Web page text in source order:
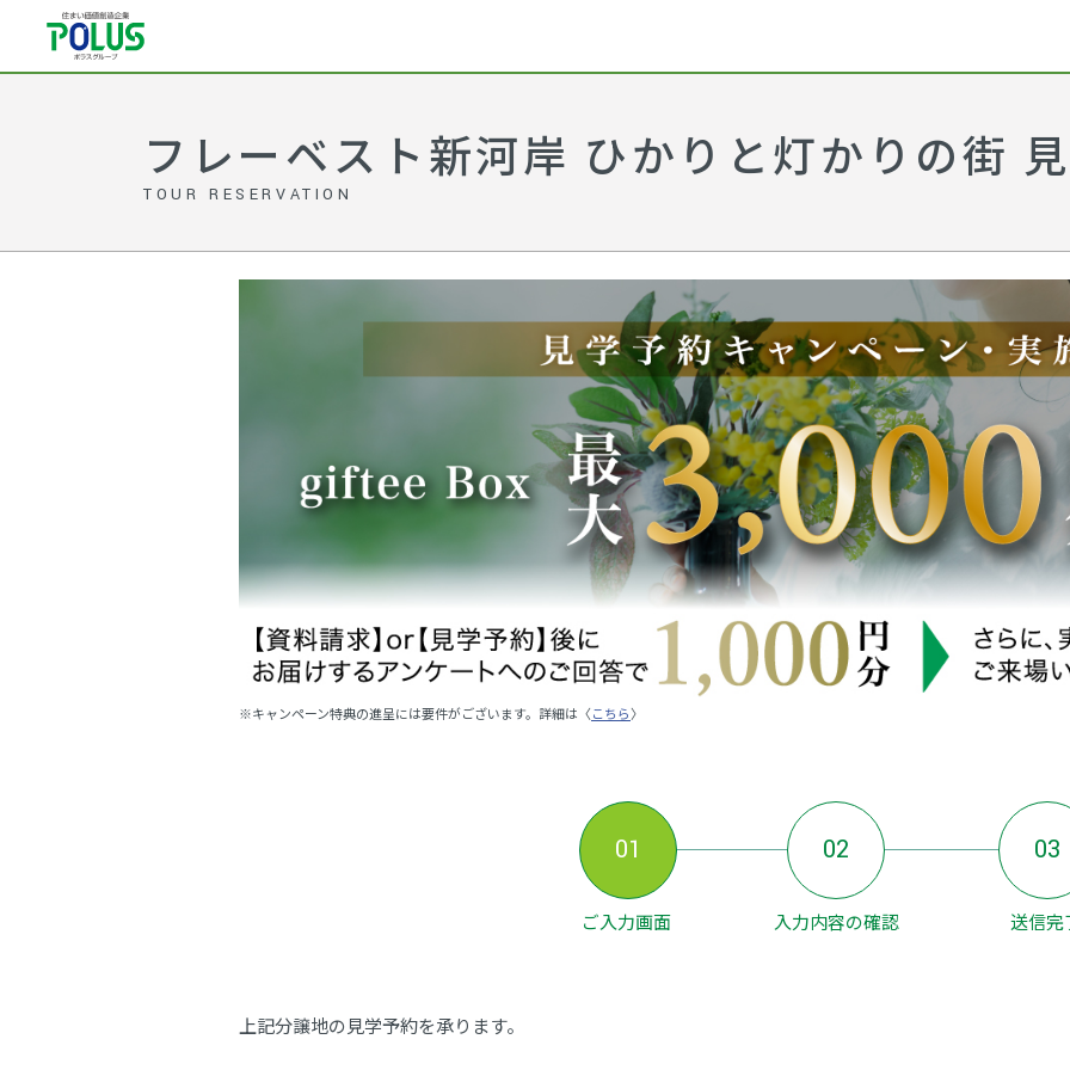
フレーベスト新河岸 ひかりと灯かりの街
TOUR RESERVATION
※キャンペーン特典の進呈には要件がございます。詳細は〈こちら〉
01
ご入力画面
02
入力内容の確認
03
送信完
上記分譲地の見学予約を承ります。